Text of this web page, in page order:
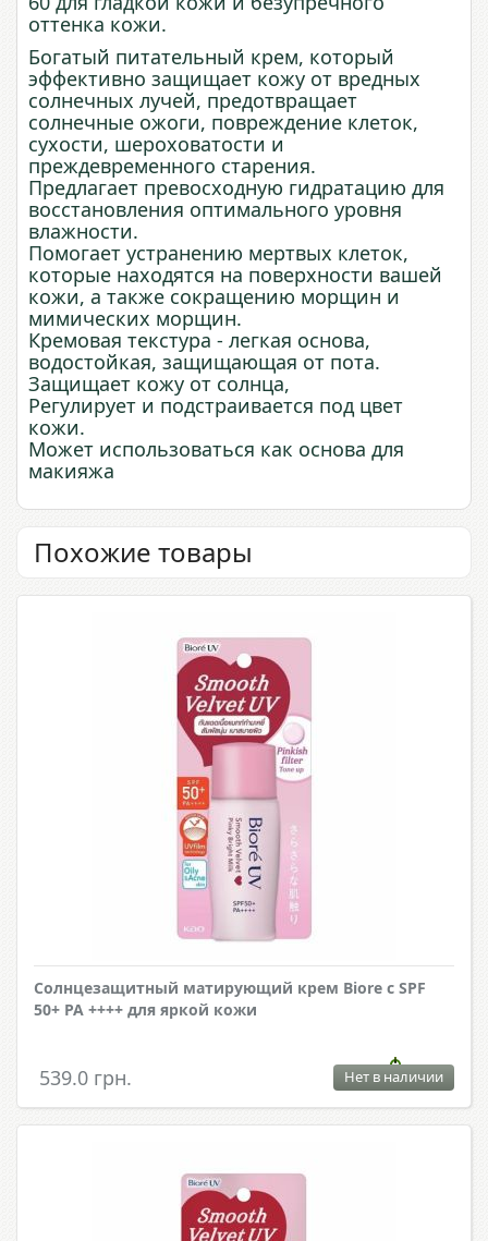
оттенка кожи.
Богатый питательный крем, который
эффективно защищает кожу от вредных
солнечных лучей, предотвращает
солнечные ожоги, повреждение клеток,
сухости, шероховатости и
преждевременного старения.
Предлагает превосходную гидратацию для
восстановления оптимального уровня
влажности.
Помогает устранению мертвых клеток,
которые находятся на поверхности вашей
кожи, а также сокращению морщин и
мимических морщин.
Кремовая текстура - легкая основа,
водостойкая, защищающая от пота.
Защищает кожу от солнца,
Регулирует и подстраивается под цвет
кожи.
Может использоваться как основа для
макияжа
Похожие товары
Солнцезащитный матирующий крем Biore с SPF
50+ PA ++++ для яркой кожи
539.0 грн. Нет в наличии